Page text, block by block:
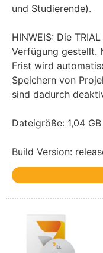
und Studierende).
HINWEIS: Die
Verfügung gestellt.
Frist wird
Speichern von
sind dadurch
Dateigröße: 1,04 GB
Build Version: